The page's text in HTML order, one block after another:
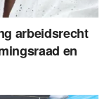
arbeidsrecht
en